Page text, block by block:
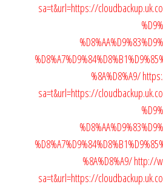
sa=t&url=https://
%8A%D8%A9/
sa=t&url=https://
%8A%D8%A9/http://
sa=t&url=https://